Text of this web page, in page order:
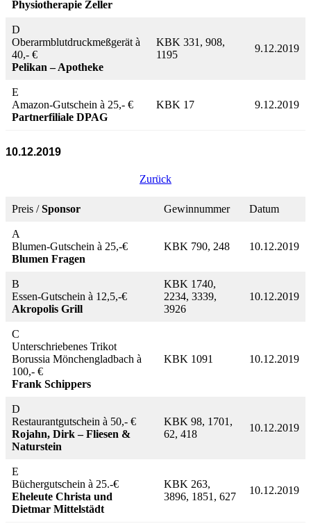
Physiotherapie Zeller
D
Oberarmblutdruckmeßgerät à
40,- €
Pelikan – Apotheke
KBK 331, 908,
1195
9.12.2019
E
Amazon-Gutschein à 25,- €
Partnerfiliale DPAG
KBK 17 9.12.2019
10.12.2019
Zurück
Preis /Sponsor Gewinnummer Datum
A
Blumen-Gutschein à 25,-€
Blumen Fragen
KBK 790, 248 10.12.2019
B
Essen-Gutschein à 12,5,-€
Akropolis Grill
KBK 1740,
2234, 3339,
3926
10.12.2019
C
Unterschriebenes Trikot
Borussia Mönchengladbach à
100,- €
Frank Schippers
KBK 1091 10.12.2019
D
Restaurantgutschein à 50,- €
Rojahn, Dirk – Fliesen &
Naturstein
KBK 98, 1701,
62, 418
10.12.2019
E
Büchergutschein à 25.-€
Eheleute Christa und
Dietmar Mittelstädt
KBK 263,
3896, 1851, 627
10.12.2019